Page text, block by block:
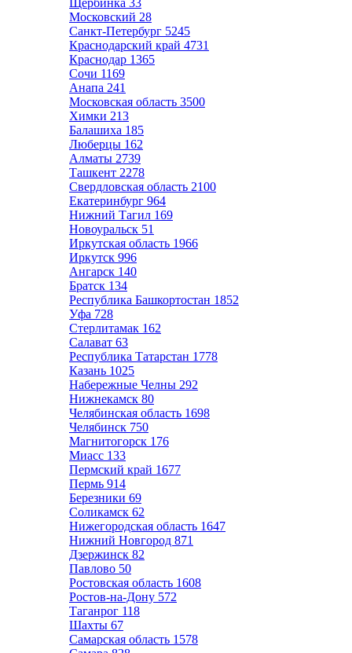
Щербинка 33
Московский 28
Санкт-Петербург 5245
Краснодарский край 4731
Краснодар 1365
Сочи 1169
Анапа 241
Московская область 3500
Химки 213
Балашиха 185
Люберцы 162
Алматы 2739
Ташкент 2278
Свердловская область 2100
Екатеринбург 964
Нижний Тагил 169
Новоуральск 51
Иркутская область 1966
Иркутск 996
Ангарск 140
Братск 134
Республика Башкортостан 1852
Уфа 728
Стерлитамак 162
Салават 63
Республика Татарстан 1778
Казань 1025
Набережные Челны 292
Нижнекамск 80
Челябинская область 1698
Челябинск 750
Магнитогорск 176
Миасс 133
Пермский край 1677
Пермь 914
Березники 69
Соликамск 62
Нижегородская область 1647
Нижний Новгород 871
Дзержинск 82
Павлово 50
Ростовская область 1608
Ростов-на-Дону 572
Таганрог 118
Шахты 67
Самарская область 1578